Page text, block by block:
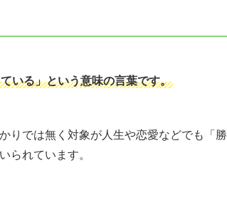
いる」という意味の言葉です。
りでは無く対象が人生や恋愛などでも「勝
られています。